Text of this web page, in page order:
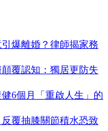
爆離婚？律師揭家務
覆認知：獨居更防失
6個月「重啟人生」的
覆抽膝關節積水恐致